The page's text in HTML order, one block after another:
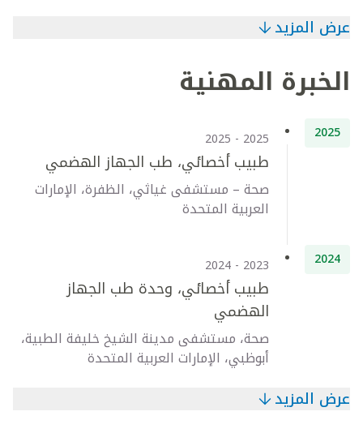
عرض المزيد
الخبرة المهنية
2025
2025 - 2025
طبيب أخصائي، طب الجهاز الهضمي
صحة – مستشفى غياثي، الظفرة، الإمارات
العربية المتحدة
2024
2023 - 2024
طبيب أخصائي، وحدة طب الجهاز
الهضمي
صحة، مستشفى مدينة الشيخ خليفة الطبية،
أبوظبي، الإمارات العربية المتحدة
عرض المزيد